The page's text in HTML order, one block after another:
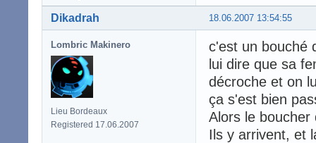
18.06.2007 13:54:55
Dikadrah
Lombric Makinero
Lieu Bordeaux
Registered 17.06.2007
c'est un bouché
lui dire que sa
décroche et on
ça s'est bien
Alors le boucher
Ils y arrivent, et